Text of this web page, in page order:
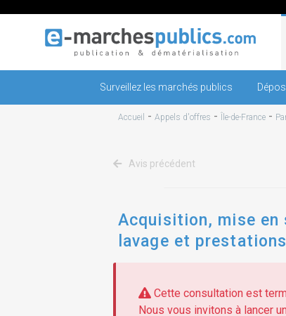
Surveillez les marchés publics
Accueil - Appels d'offres - Île-de-France -
Avis précédent
Acquisition, mise
lavage et
Cette consultation est
Nous vous invitons à lancer